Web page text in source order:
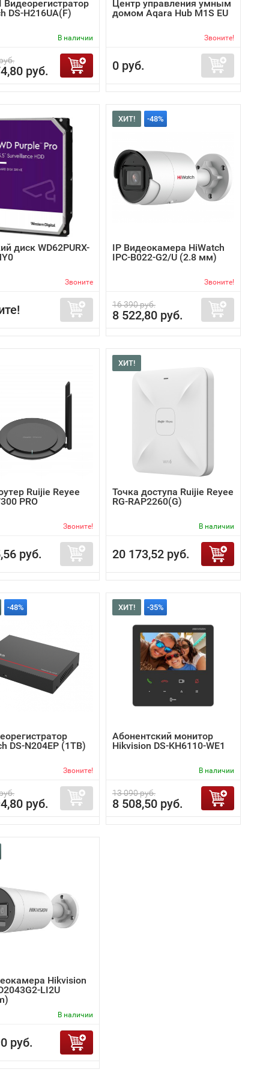
Видеорегистратор
DS-H216UA(F)
В наличии
руб.
Центр управления умным
домом Aqara Hub M1S EU
Звоните!
0 руб.
диск WD62PURX-
Звоните
ХИТ! -48%
IP Видеокамера HiWatch
IPC-B022-G2/U (2.8 мм)
Звоните!
16 390 руб.
8 522,80 руб.
Ruijie Reyee
PRO
Звоните!
руб.
ХИТ!
Точка доступа Ruijie Reyee
RG-RAP2260(G)
В наличии
20 173,52 руб.
-48%
DS-N204EP (1TB)
Звоните!
руб.
ХИТ! -35%
Абонентский монитор
Hikvision DS-KH6110-WE1
В наличии
13 090 руб.
8 508,50 руб.
Hikvision
LI2U
В наличии
руб.